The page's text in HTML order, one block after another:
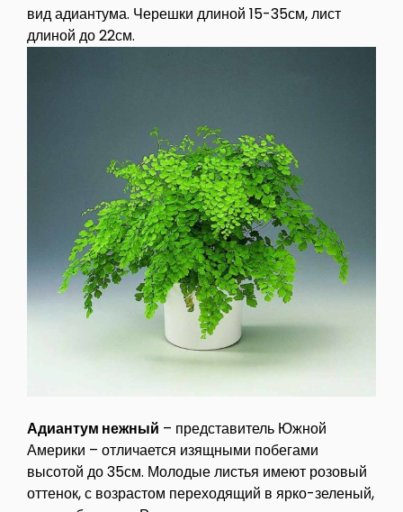
вид адиантума. Черешки длиной 15-35см, лист
длиной до 22см.
Адиантум нежный – представитель Южной
Америки – отличается изящными побегами
высотой до 35см. Молодые листья имеют розовый
оттенок, с возрастом переходящий в ярко-зеленый,